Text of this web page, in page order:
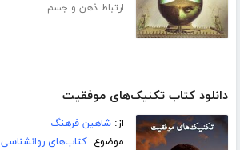
ارتباط ذهن و جسم
دانلود کتاب تکنیک‌های موفقیت
از:شاهین فرهنگ
موضوع:کتاب‌های روانشناسی